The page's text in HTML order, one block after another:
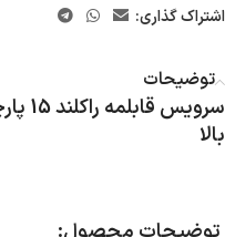
اشتراک گذاری:
توضیحات
بالا